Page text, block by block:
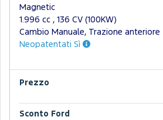
Magnetic
1.996 cc , 136 CV (100KW)
Cambio Manuale, Trazione anteriore
Neopatentati Sì
Prezzo
Sconto Ford